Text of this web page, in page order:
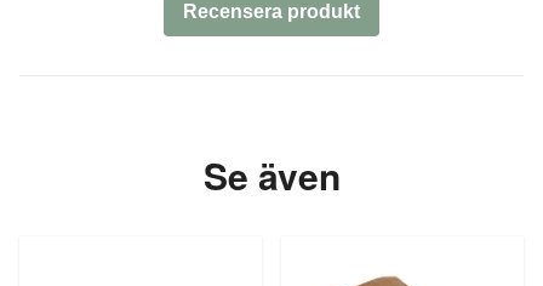
Recensera produkt
Se även